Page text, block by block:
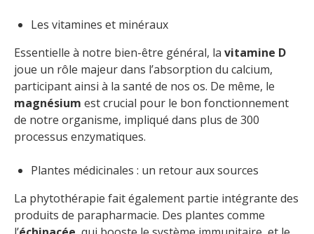
Les vitamines et minéraux
Essentielle à notre bien-être général, la vitamine D
joue un rôle majeur dans l’absorption du calcium,
participant ainsi à la santé de nos os. De même, le
magnésium est crucial pour le bon fonctionnement
de notre organisme, impliqué dans plus de 300
processus enzymatiques.
Plantes médicinales : un retour aux sources
La phytothérapie fait également partie intégrante des
produits de parapharmacie. Des plantes comme